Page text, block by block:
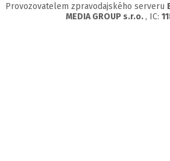
Provozovatelem zpravodajského serveru
MEDIA GROUP s.r.o. , IC: